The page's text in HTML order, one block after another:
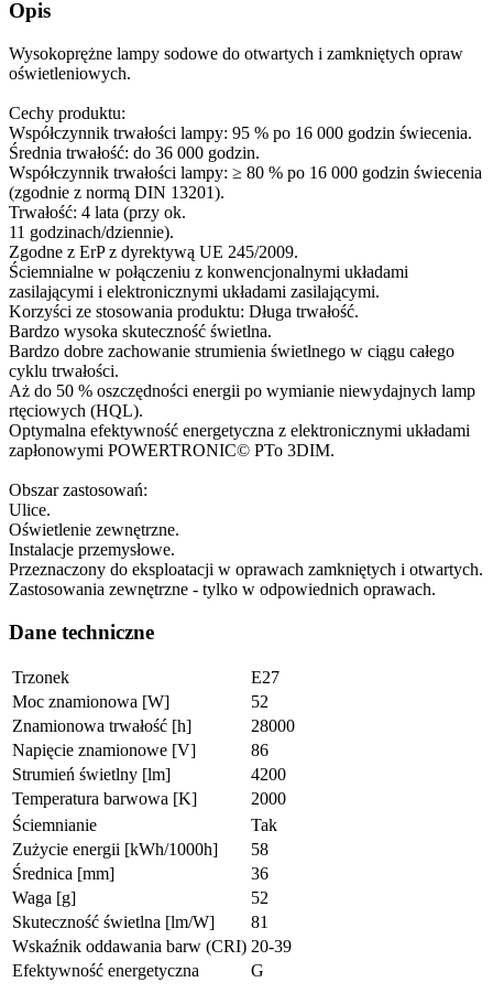
Opis
Wysokoprężne lampy sodowe do otwartych i zamkniętych opraw
oświetleniowych.
Cechy produktu:
Współczynnik trwałości lampy: 95 % po 16 000 godzin świecenia.
Średnia trwałość: do 36 000 godzin.
Współczynnik trwałości lampy: ≥ 80 % po 16 000 godzin świecenia
(zgodnie z normą DIN 13201).
Trwałość: 4 lata (przy ok.
11 godzinach/dziennie).
Zgodne z ErP z dyrektywą UE 245/2009.
Ściemnialne w połączeniu z konwencjonalnymi układami
zasilającymi i elektronicznymi układami zasilającymi.
Korzyści ze stosowania produktu: Długa trwałość.
Bardzo wysoka skuteczność świetlna.
Bardzo dobre zachowanie strumienia świetlnego w ciągu całego
cyklu trwałości.
Aż do 50 % oszczędności energii po wymianie niewydajnych lamp
rtęciowych (HQL).
Optymalna efektywność energetyczna z elektronicznymi układami
zapłonowymi POWERTRONIC© PTo 3DIM.
Obszar zastosowań:
Ulice.
Oświetlenie zewnętrzne.
Instalacje przemysłowe.
Przeznaczony do eksploatacji w oprawach zamkniętych i otwartych.
Zastosowania zewnętrzne - tylko w odpowiednich oprawach.
Dane techniczne
Trzonek
E27
Moc znamionowa [W]
52
Znamionowa trwałość [h]
28000
Napięcie znamionowe [V]
86
Strumień świetlny [lm]
4200
Temperatura barwowa [K]
2000
Ściemnianie
Tak
Zużycie energii [kWh/1000h]
58
Średnica [mm]
36
Waga [g]
52
Skuteczność świetlna [lm/W]
81
Wskaźnik oddawania barw (CRI) 20-39
Efektywność energetyczna
G